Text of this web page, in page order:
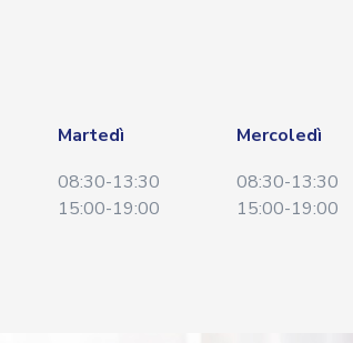
Martedì Mercoledì
08:30-13:30
15:00-19:00
08:30-13:30
15:00-19:00